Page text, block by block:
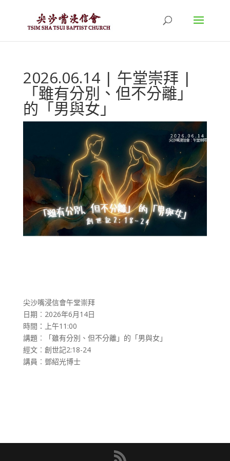
2026.06.14 | 午堂崇拜 |
「雖有分別、但不分離」
的「男與女」
尖沙嘴浸信會午堂崇拜
日期︰2026年6月14日
時間：上午11:00
講題︰「雖有分別、但不分離」的「男與女」
經文︰創世記2:18-24
講員︰鄧紹光博士